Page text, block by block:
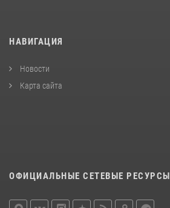
НАВИГАЦИЯ
Новости
Карта сайта
ОФИЦИАЛЬНЫЕ СЕТЕВЫЕ РЕСУРСЫ